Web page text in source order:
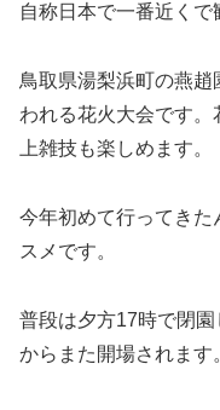
自称日本で一番近くで
鳥取県湯梨浜町の燕
われる花火大会です
上雑技も楽しめます。
今年初めて行ってきた
スメです。
普段は夕方17時で閉
からまた開場されます